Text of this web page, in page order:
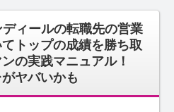
ィールの転職先の営業
トップの成績を勝ち取
ンの実践マニュアル！
ヤバいかも